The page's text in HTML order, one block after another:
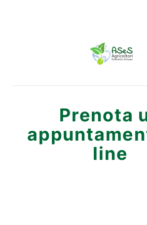
Prenota
line